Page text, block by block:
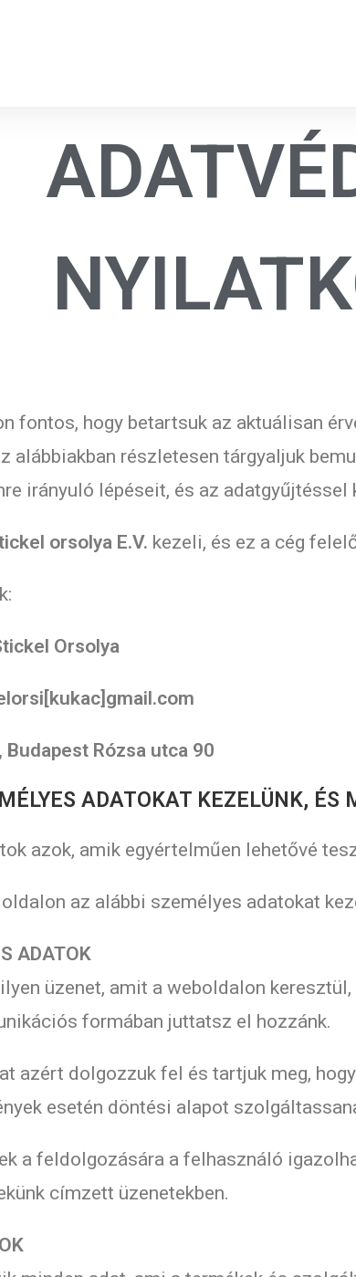
fontos, hogy betartsuk az aktuálisan
alábbiakban részletesen tárgyaljuk
irányuló lépéseit, és az
orsolya E.V. kezeli, és ez a cég
Orsolya
Budapest Rózsa utca 90
ADATOKAT KEZELÜNK, ÉS
azok, amik egyértelműen lehetővé
az alábbi személyes adatokat
ADATOK
üzenet, amit a weboldalon
formában juttatsz el hozzánk.
azért dolgozzuk fel és tartjuk meg,
esetén döntési alapot
a feldolgozására a felhasználó
címzett üzenetekben.